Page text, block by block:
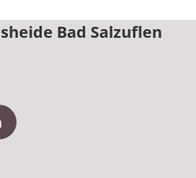
Bad Salzuflen